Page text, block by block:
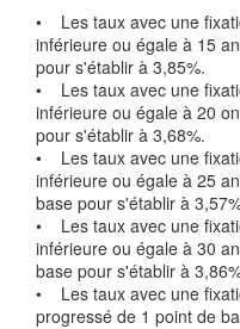
• Les taux avec une
inférieure ou égale à 15
pour s'établir à 3,85%.
• Les taux avec une
inférieure ou égale à 20
pour s'établir à 3,68%.
• Les taux avec une
inférieure ou égale à 25
base pour s'établir à
• Les taux avec une
inférieure ou égale à 30
base pour s'établir à
• Les taux avec une
progressé de 1 point de